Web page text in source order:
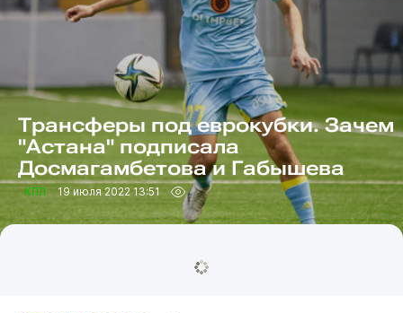
Трансферы под еврокубки. Зачем
"Астана" подписала
Досмагамбетова и Габышева
КПЛ 19 июля 2022 13:51